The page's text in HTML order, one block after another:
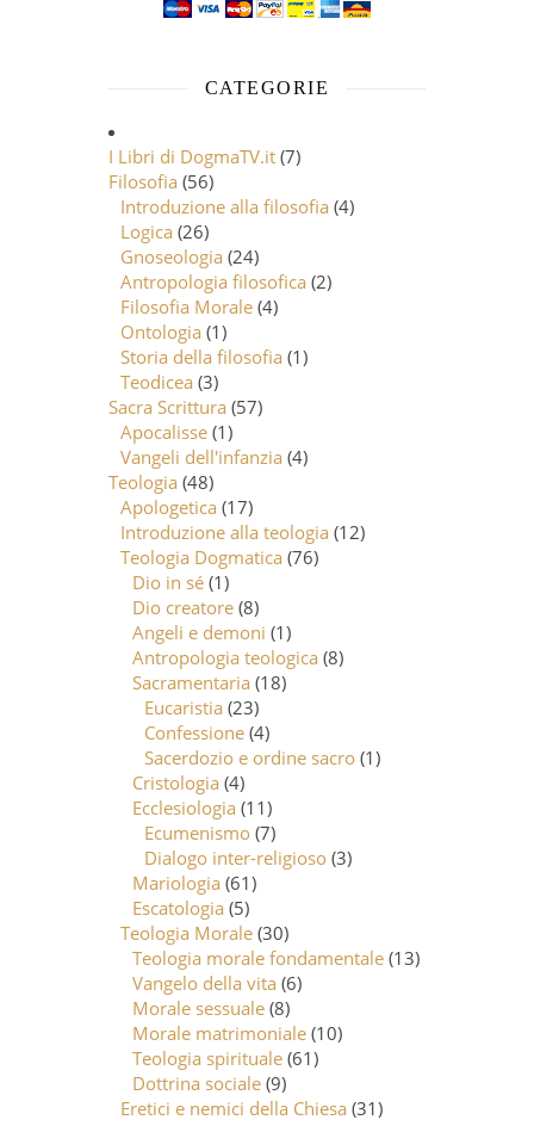
CATEGORIE
I Libri di DogmaTV.it (7)
Filosofia (56)
Introduzione alla filosofia (4)
Logica (26)
Gnoseologia (24)
Antropologia filosofica (2)
Filosofia Morale (4)
Ontologia (1)
Storia della filosofia (1)
Teodicea (3)
Sacra Scrittura (57)
Apocalisse (1)
Vangeli dell'infanzia (4)
Teologia (48)
Apologetica (17)
Introduzione alla teologia (12)
Teologia Dogmatica (76)
Dio in sé (1)
Dio creatore (8)
Angeli e demoni (1)
Antropologia teologica (8)
Sacramentaria (18)
Eucaristia (23)
Confessione (4)
Sacerdozio e ordine sacro (1)
Cristologia (4)
Ecclesiologia (11)
Ecumenismo (7)
Dialogo inter-religioso (3)
Mariologia (61)
Escatologia (5)
Teologia Morale (30)
Teologia morale fondamentale (13)
Vangelo della vita (6)
Morale sessuale (8)
Morale matrimoniale (10)
Teologia spirituale (61)
Dottrina sociale (9)
Eretici e nemici della Chiesa (31)